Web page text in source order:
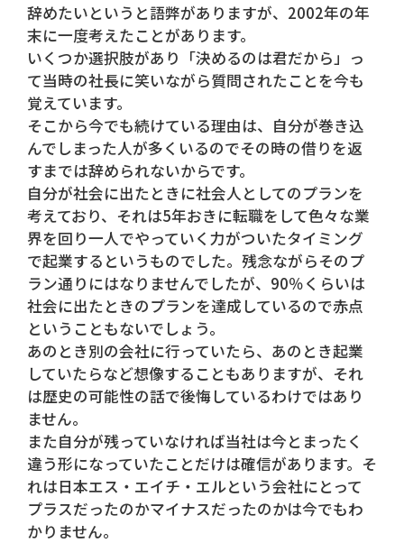
辞めたいというと語弊がありますが、2002年の年
末に一度考えたことがあります。
いくつか選択肢があり「決めるのは君だから」っ
て当時の社長に笑いながら質問されたことを今も
覚えています。
そこから今でも続けている理由は、自分が巻き込
んでしまった人が多くいるのでその時の借りを返
すまでは辞められないからです。
自分が社会に出たときに社会人としてのプランを
考えており、それは5年おきに転職をして色々な業
界を回り一人でやっていく力がついたタイミング
で起業するというものでした。残念ながらそのプ
ラン通りにはなりませんでしたが、90％くらいは
社会に出たときのプランを達成しているので赤点
ということもないでしょう。
あのとき別の会社に行っていたら、あのとき起業
していたらなど想像することもありますが、それ
は歴史の可能性の話で後悔しているわけではあり
ません。
また自分が残っていなければ当社は今とまったく
違う形になっていたことだけは確信があります。そ
れは日本エス・エイチ・エルという会社にとって
プラスだったのかマイナスだったのかは今でもわ
かりません。